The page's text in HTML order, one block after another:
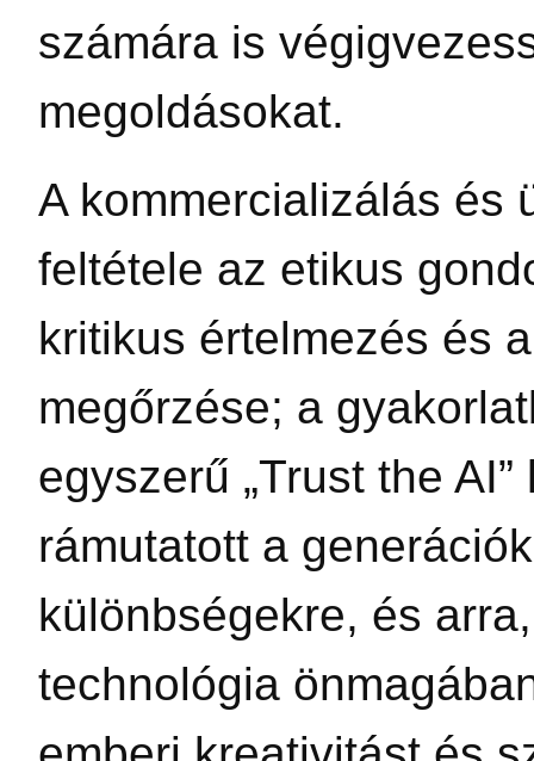
számára is
megoldásokat.
A kommercializálás és
feltétele az etikus
kritikus értelmezés és
megőrzése; a
egyszerű „Trust the
rámutatott a
különbségekre, és
technológia